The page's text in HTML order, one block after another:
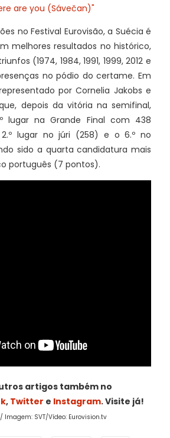
are you (Sávečan)"
no Festival Eurovisão, a Suécia é
melhores resultados no histórico,
(1974, 1984, 1991, 1999, 2012 e
no pódio do certame. Em
por Cornelia Jakobs e
depois da vitória na semifinal,
lugar na Grande Final com 438
lugar no júri (258) e o 6.º no
sido a quarta candidatura mais
português (7 pontos).
artigos também no
, Twitter e Instagram. Visite já!
Imagem: SVT/Vídeo: Eurovision.tv